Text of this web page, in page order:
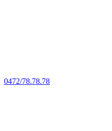
0472/78.78.78